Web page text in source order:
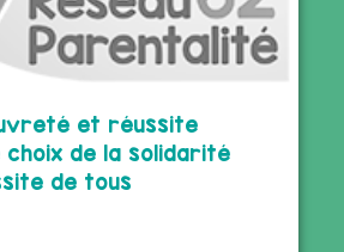
et réussite
de la solidarité
de tous